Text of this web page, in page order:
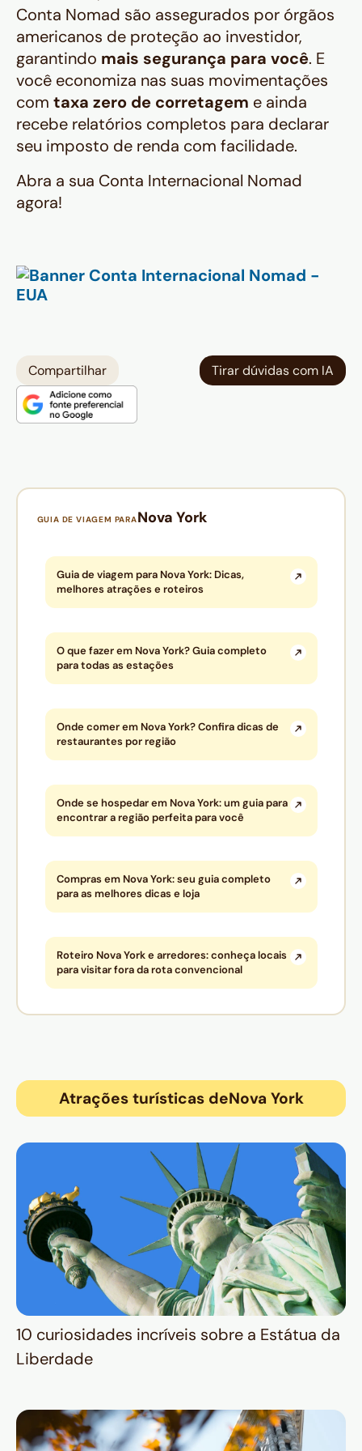
Conta Nomad são assegurados por órgãos
americanos de proteção ao investidor,
garantindo mais segurança para você. E
você economiza nas suas movimentações
com taxa zero de corretagem e ainda
recebe relatórios completos para declarar
seu imposto de renda com facilidade.
Abra a sua Conta Internacional Nomad
agora!
Compartilhar Tirar dúvidas com IA
GUIA DE VIAGEM PARANova York
Guia de viagem para Nova York: Dicas,
melhores atrações e roteiros
O que fazer em Nova York? Guia completo
para todas as estações
Onde comer em Nova York? Confira dicas de
restaurantes por região
Onde se hospedar em Nova York: um guia para
encontrar a região perfeita para você
Compras em Nova York: seu guia completo
para as melhores dicas e loja
Roteiro Nova York e arredores: conheça locais
para visitar fora da rota convencional
Atrações turísticas deNova York
10 curiosidades incríveis sobre a Estátua da
Liberdade